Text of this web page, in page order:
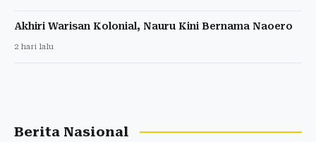
Akhiri Warisan Kolonial, Nauru Kini Bernama Naoero
2 hari lalu
Berita Nasional